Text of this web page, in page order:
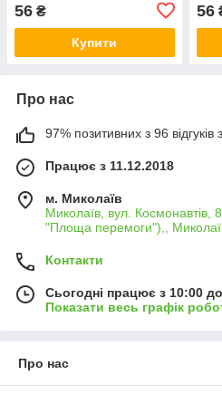
56 ₴
Купити
56
Про нас
97% позитивних з 96 відгуків
Працює з 11.12.2018
м. Миколаїв
Миколаїв, вул. Космонавтів,
"Площа перемоги"),,
Контакти
Сьогодні працює з 10:00
Показати весь графік
Про нас